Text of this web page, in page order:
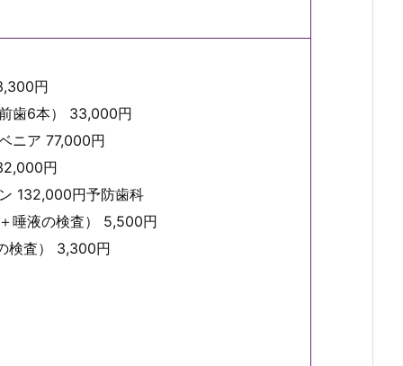
円
歯6本） 33,000円
ニア 77,000円
円
132,000円予防歯科
唾液の検査） 5,500円
検査） 3,300円